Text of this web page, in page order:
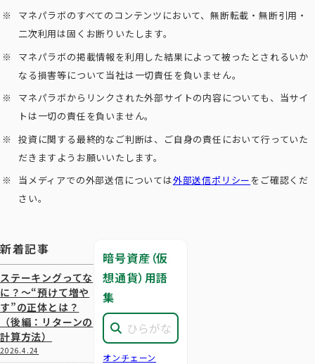
マネパラボのすべてのコンテンツにおいて、無断転載・無断引用・
二次利用は固くお断りいたします。
マネパラボの掲載情報を利用した結果によって被ったとされるいか
なる損害等について当社は一切責任を負いません。
マネパラボからリンクされた外部サイトの内容についても、当サイ
トは一切の責任を負いません。
投資に関する最終的なご判断は、ご自身の責任において行っていた
だきますようお願いいたします。
当メディアでの外部送信については外部送信ポリシー をご確認くだ
さい。
新着記事
ステーキングってな
に？～“預けて増や
す”の正体とは？
（後編：リターンの
計算方法）
2026.4.24
暗号資産（仮
想通貨）用語
集
オンチェーン